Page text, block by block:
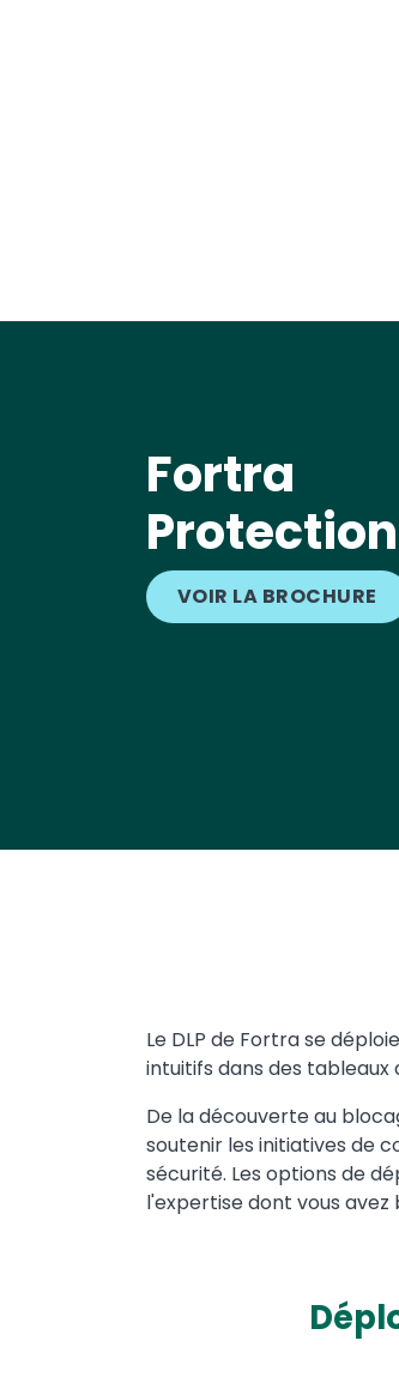
Fortra
VOIR LA BROCHURE
Text
Le DLP de Fortra se
intuitifs dans des
De la découverte au
soutenir les initiatives de
sécurité. Les options de
l'expertise dont vous avez